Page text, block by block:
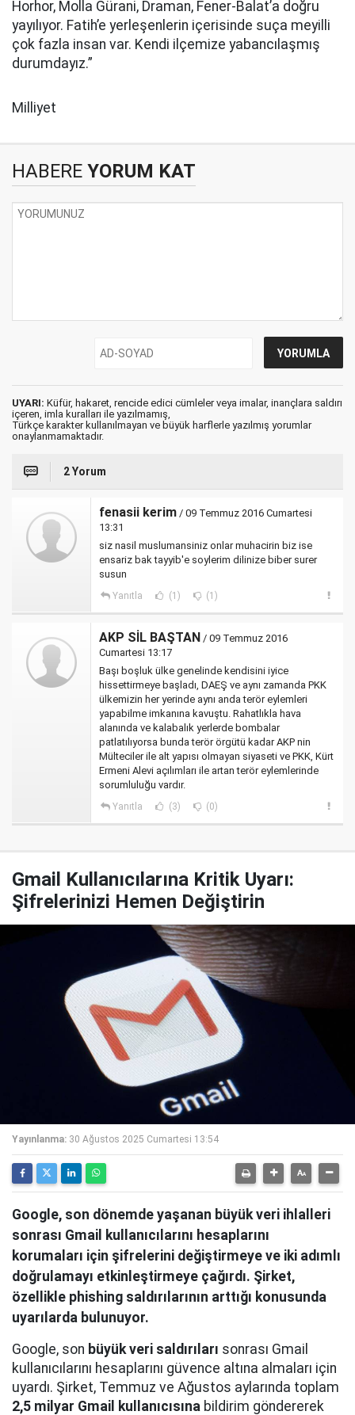
Horhor, Molla Gürani, Draman, Fener-Balat’a doğru
yayılıyor. Fatih’e yerleşenlerin içerisinde suça meyilli
çok fazla insan var. Kendi ilçemize yabancılaşmış
durumdayız.”
Milliyet
HABERE YORUM KAT
UYARI: Küfür, hakaret, rencide edici cümleler veya imalar, inançlara saldırı
içeren, imla kuralları ile yazılmamış,
Türkçe karakter kullanılmayan ve büyük harflerle yazılmış yorumlar
onaylanmamaktadır.
2 Yorum
fenasii kerim / 09 Temmuz 2016 Cumartesi
13:31
siz nasil muslumansiniz onlar muhacirin biz ise
ensariz bak tayyib'e soylerim dilinize biber surer
susun
Yanıtla (1) (1)
AKP SİL BAŞTAN / 09 Temmuz 2016
Cumartesi 13:17
Başı boşluk ülke genelinde kendisini iyice
hissettirmeye başladı, DAEŞ ve aynı zamanda PKK
ülkemizin her yerinde aynı anda terör eylemleri
yapabilme imkanına kavuştu. Rahatlıkla hava
alanında ve kalabalık yerlerde bombalar
patlatılıyorsa bunda terör örgütü kadar AKP nin
Mülteciler ile alt yapısı olmayan siyaseti ve PKK, Kürt
Ermeni Alevi açılımları ile artan terör eylemlerinde
sorumluluğu vardır.
Yanıtla (3) (0)
Gmail Kullanıcılarına Kritik Uyarı:
Şifrelerinizi Hemen Değiştirin
Yayınlanma: 30 Ağustos 2025 Cumartesi 13:54
Google, son dönemde yaşanan büyük veri ihlalleri
sonrası Gmail kullanıcılarını hesaplarını
korumaları için şifrelerini değiştirmeye ve iki adımlı
doğrulamayı etkinleştirmeye çağırdı. Şirket,
özellikle phishing saldırılarının arttığı konusunda
uyarılarda bulunuyor.
Google, son büyük veri saldırıları sonrası Gmail
kullanıcılarını hesaplarını güvence altına almaları için
uyardı. Şirket, Temmuz ve Ağustos aylarında toplam
2,5 milyar Gmail kullanıcısına bildirim göndererek